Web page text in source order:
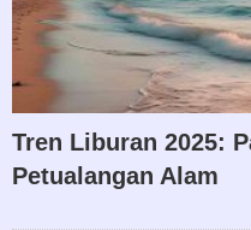
Tren Liburan 2025:
Petualangan Alam